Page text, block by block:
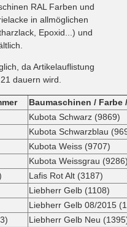
RAL Farben und
in allmöglichen
Epoxid...) und
da Artikelauflistung
dauern wird.
Baumaschinen / Farbe
Kubota Schwarz (9869)
Kubota Schwarzblau
Kubota Weiss (9707)
Kubota Weissgrau
Lafis Rot Alt (3187)
Liebherr Gelb (1108)
Liebherr Gelb 08/2015
Liebherr Gelb Neu